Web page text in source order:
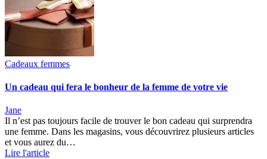
Cadeaux femmes
Un cadeau qui fera le bonheur de la femme de votre vie
Jane
Il n’est pas toujours facile de trouver le bon cadeau qui surprendra
une femme. Dans les magasins, vous découvrirez plusieurs articles
et vous aurez du…
Lire l'article